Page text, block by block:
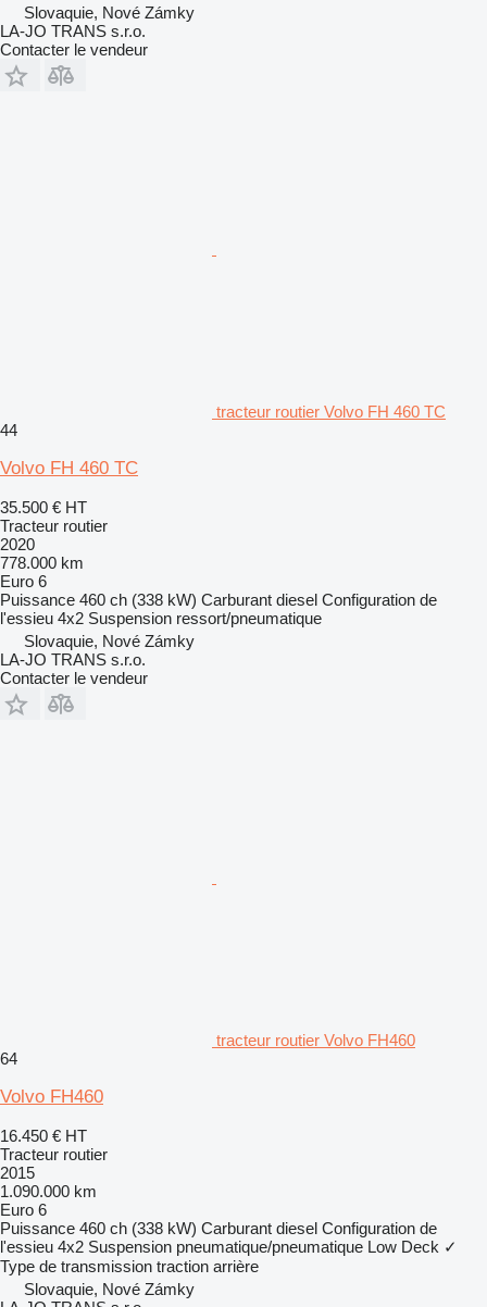
Slovaquie, Nové Zámky
LA-JO TRANS s.r.o.
Contacter le vendeur
tracteur routier Volvo FH 460 TC
44
Volvo FH 460 TC
35.500 € HT
Tracteur routier
2020
778.000 km
Euro 6
Puissance 460 ch (338 kW) Carburant diesel Configuration de
l'essieu 4x2 Suspension ressort/pneumatique
Slovaquie, Nové Zámky
LA-JO TRANS s.r.o.
Contacter le vendeur
tracteur routier Volvo FH460
64
Volvo FH460
16.450 € HT
Tracteur routier
2015
1.090.000 km
Euro 6
Puissance 460 ch (338 kW) Carburant diesel Configuration de
l'essieu 4x2 Suspension pneumatique/pneumatique Low Deck ✓
Type de transmission traction arrière
Slovaquie, Nové Zámky